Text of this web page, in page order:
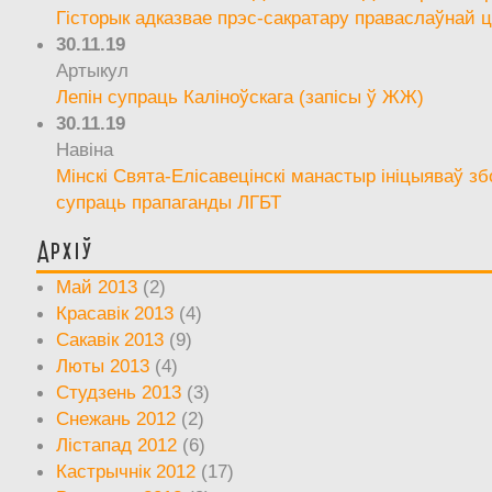
Гісторык адказвае прэс-сакратару праваслаўнай
30.11.19
Артыкул
Лепін супраць Каліноўскага (запісы ў ЖЖ)
30.11.19
Навіна
Мінскі Свята-Елісавецінскі манастыр ініцыяваў
супраць прапаганды ЛГБТ
Архіў
Май 2013 (2)
Красавік 2013 (4)
Сакавік 2013 (9)
Люты 2013 (4)
Студзень 2013 (3)
Снежань 2012 (2)
Лістапад 2012 (6)
Кастрычнік 2012 (17)